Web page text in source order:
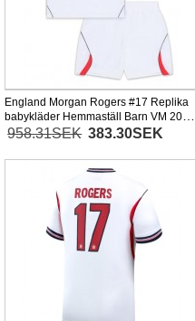
England Morgan Rogers #17 Replika
babykläder Hemmaställ Barn VM 2026
Kortärmad (+ korta byxor)
958.31SEK 383.30SEK